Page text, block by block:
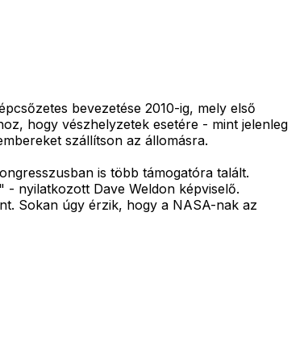
bevezetése 2010-ig, mely első
hogy vészhelyzetek esetére - mint jelenleg
szállítson az állomásra.
is több támogatóra talált.
nyilatkozott Dave Weldon képviselő.
Sokan úgy érzik, hogy a NASA-nak az